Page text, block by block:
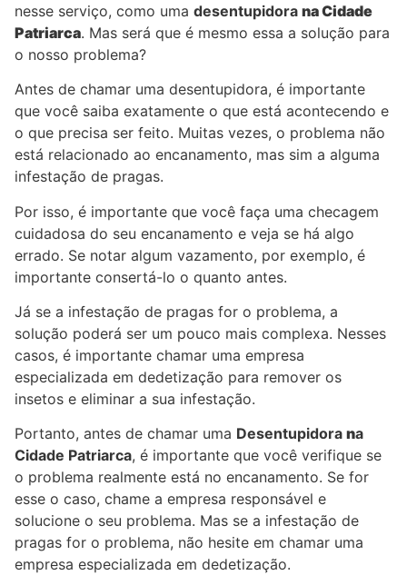
nesse serviço, como uma desentupidora na Cidade
Patriarca. Mas será que é mesmo essa a solução para
o nosso problema?
Antes de chamar uma desentupidora, é importante
que você saiba exatamente o que está acontecendo e
o que precisa ser feito. Muitas vezes, o problema não
está relacionado ao encanamento, mas sim a alguma
infestação de pragas.
Por isso, é importante que você faça uma checagem
cuidadosa do seu encanamento e veja se há algo
errado. Se notar algum vazamento, por exemplo, é
importante consertá-lo o quanto antes.
Já se a infestação de pragas for o problema, a
solução poderá ser um pouco mais complexa. Nesses
casos, é importante chamar uma empresa
especializada em dedetização para remover os
insetos e eliminar a sua infestação.
Portanto, antes de chamar uma Desentupidora na
Cidade Patriarca, é importante que você verifique se
o problema realmente está no encanamento. Se for
esse o caso, chame a empresa responsável e
solucione o seu problema. Mas se a infestação de
pragas for o problema, não hesite em chamar uma
empresa especializada em dedetização.